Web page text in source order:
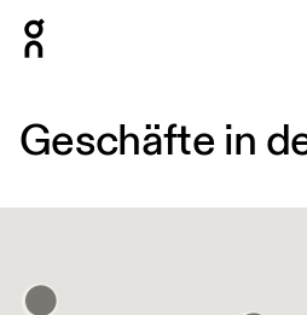
Geschäfte in